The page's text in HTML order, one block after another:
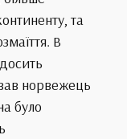
та
В
норвежець
було